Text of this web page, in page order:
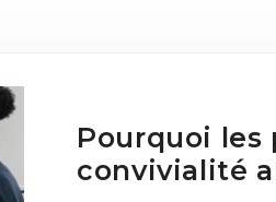
Pourquoi les
convivialité